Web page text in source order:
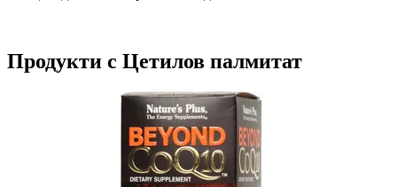
Продукти с Цетилов палмитат